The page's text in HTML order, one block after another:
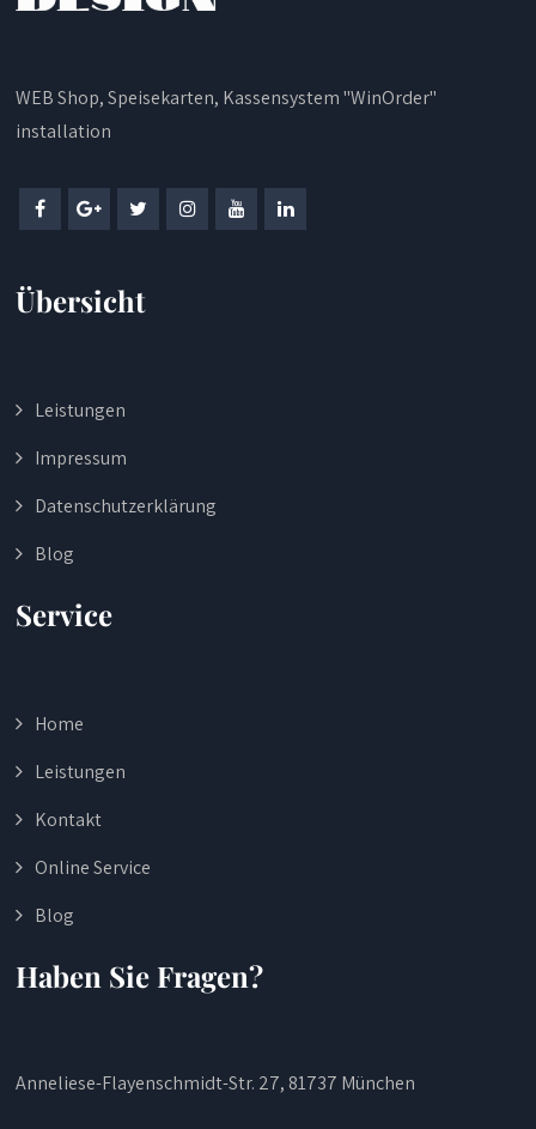
WEB Shop, Speisekarten, Kassensystem "WinOrder"
installation
Übersicht
Leistungen
Impressum
Datenschutzerklärung
Blog
Service
Home
Leistungen
Kontakt
Online Service
Blog
Haben Sie Fragen?
Anneliese-Flayenschmidt-Str. 27, 81737 München